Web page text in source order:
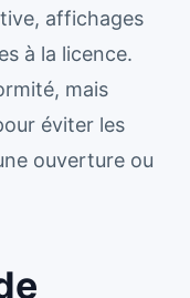
affichages
à la licence.
mais
éviter les
ouverture ou